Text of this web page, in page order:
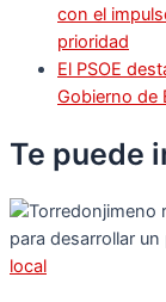
con el
prioridad
El PSOE
Gobierno de
Te puede
local